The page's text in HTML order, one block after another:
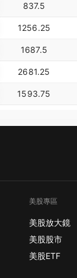
837.5
1256.25
1687.5
2681.25
1593.75
美股專區
美股放大鏡
美股股市
美股ETF